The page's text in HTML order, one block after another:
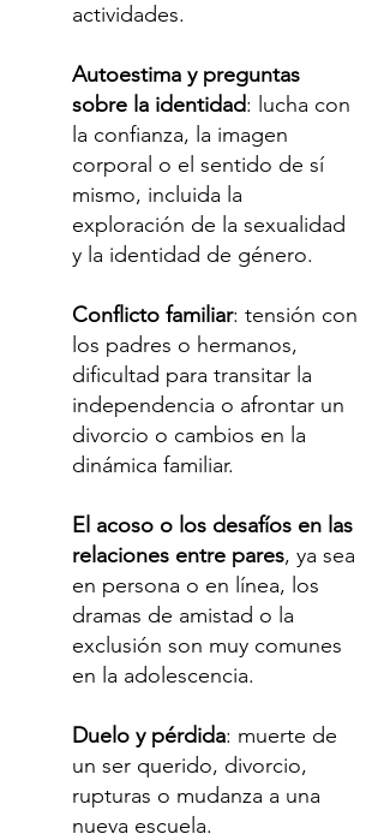
actividades.
Autoestima y preguntas
sobre la identidad: lucha con
la confianza, la imagen
corporal o el sentido de sí
mismo, incluida la
exploración de la sexualidad
y la identidad de género.
Conflicto familiar: tensión con
los padres o hermanos,
dificultad para transitar la
independencia o afrontar un
divorcio o cambios en la
dinámica familiar.
El acoso o los desafíos en las
relaciones entre pares, ya sea
en persona o en línea, los
dramas de amistad o la
exclusión son muy comunes
en la adolescencia.
Duelo y pérdida: muerte de
un ser querido, divorcio,
rupturas o mudanza a una
nueva escuela.